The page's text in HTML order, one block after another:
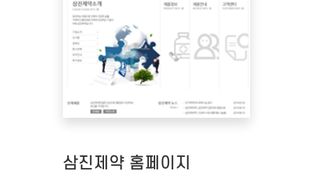
삼진제약 홈페이지